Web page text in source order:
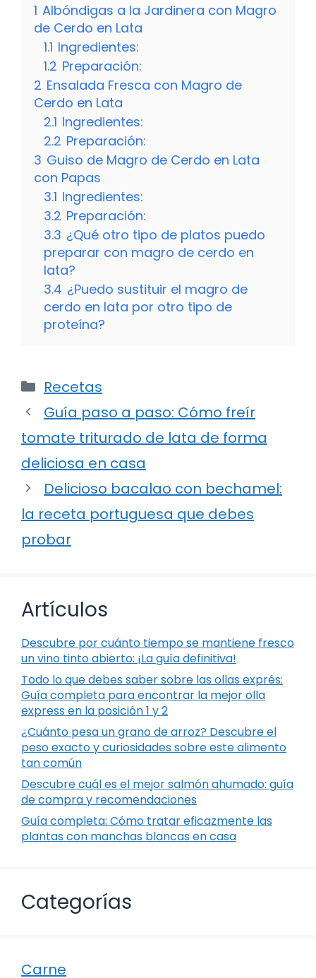
1 Albóndigas a la Jardinera con Magro
de Cerdo en Lata
1.1 Ingredientes:
1.2 Preparación:
2 Ensalada Fresca con Magro de
Cerdo en Lata
2.1 Ingredientes:
2.2 Preparación:
3 Guiso de Magro de Cerdo en Lata
con Papas
3.1 Ingredientes:
3.2 Preparación:
3.3 ¿Qué otro tipo de platos puedo
preparar con magro de cerdo en
lata?
3.4 ¿Puedo sustituir el magro de
cerdo en lata por otro tipo de
proteína?
Categorías
Recetas
Guía paso a paso: Cómo freír
tomate triturado de lata de forma
deliciosa en casa
Delicioso bacalao con bechamel:
la receta portuguesa que debes
probar
Artículos
Descubre por cuánto tiempo se mantiene fresco
un vino tinto abierto: ¡La guía definitiva!
Todo lo que debes saber sobre las ollas exprés:
Guía completa para encontrar la mejor olla
express en la posición 1 y 2
¿Cuánto pesa un grano de arroz? Descubre el
peso exacto y curiosidades sobre este alimento
tan común
Descubre cuál es el mejor salmón ahumado: guía
de compra y recomendaciones
Guía completa: Cómo tratar eficazmente las
plantas con manchas blancas en casa
Categorías
Carne